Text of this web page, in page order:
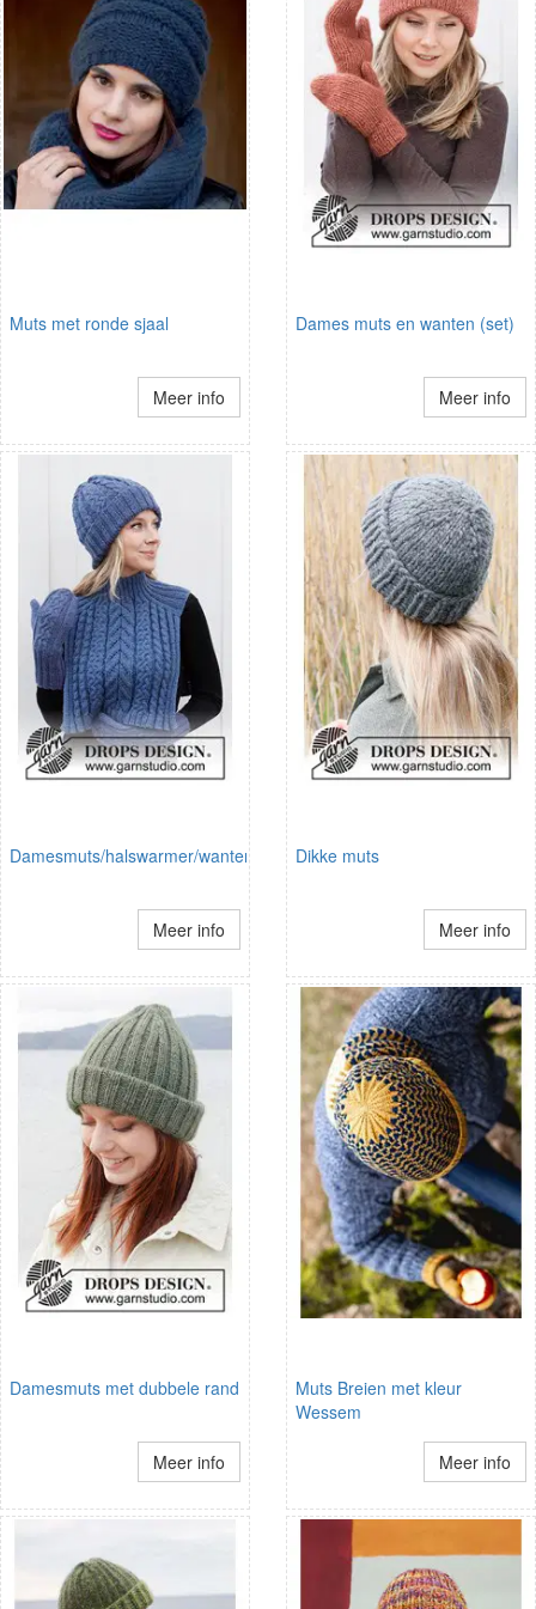
Muts met ronde sjaal
Meer info
Dames muts en wanten (set)
Meer info
Damesmuts/halswarmer/wanten
Meer info
Dikke muts
Meer info
Damesmuts met dubbele rand
Meer info
Muts Breien met kleur
Wessem
Meer info